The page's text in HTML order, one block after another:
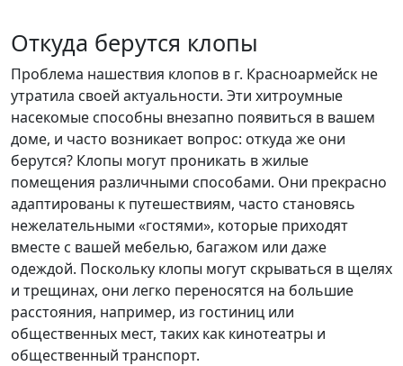
Откуда берутся клопы
Проблема нашествия клопов в г. Красноармейск не
утратила своей актуальности. Эти хитроумные
насекомые способны внезапно появиться в вашем
доме, и часто возникает вопрос: откуда же они
берутся? Клопы могут проникать в жилые
помещения различными способами. Они прекрасно
адаптированы к путешествиям, часто становясь
нежелательными «гостями», которые приходят
вместе с вашей мебелью, багажом или даже
одеждой. Поскольку клопы могут скрываться в щелях
и трещинах, они легко переносятся на большие
расстояния, например, из гостиниц или
общественных мест, таких как кинотеатры и
общественный транспорт.